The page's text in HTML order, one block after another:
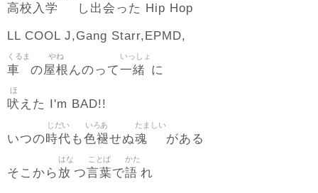
高校入学 し 出会 った Hip Hop
LL COOL J,Gang Starr,EPMD,
車
くるま
の屋根
やね
んのって一緒
いっしょ
に
吠
ほ
えた I'm BAD!!
いつの時代
じだい
も色褪
いろあ
せぬ魂
たましい
がある
そこから 放
はな
つ言葉
ことば
で語
かた
れ